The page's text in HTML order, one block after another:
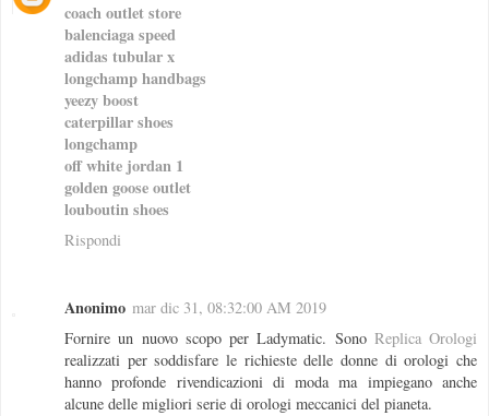
coach outlet store
balenciaga speed
adidas tubular x
longchamp handbags
yeezy boost
caterpillar shoes
longchamp
off white jordan 1
golden goose outlet
louboutin shoes
Rispondi
Anonimo mar dic 31, 08:32:00 AM 2019
Fornire un nuovo scopo per Ladymatic. Sono Replica Orologi
realizzati per soddisfare le richieste delle donne di orologi che
hanno profonde rivendicazioni di moda ma impiegano anche
alcune delle migliori serie di orologi meccanici del pianeta.